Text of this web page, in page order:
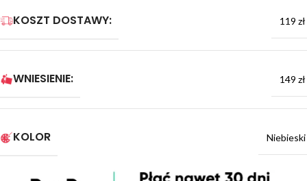
KOSZT DOSTAWY: 119 zł
WNIESIENIE: 149 zł
KOLOR Niebieski